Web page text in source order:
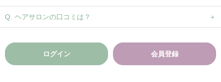
ヘアサロンの口コミは？
ログイン 会員登録